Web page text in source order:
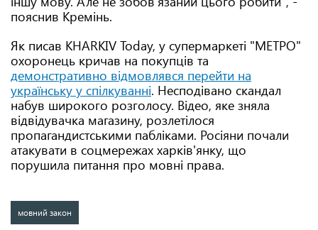
пояснив Кремінь.
Як писав KHARKIV Today, у супермаркеті "МЕТРО"
охоронець кричав на покупців та
демонстративно відмовлявся перейти на
українську у спілкуванні. Несподівано скандал
набув широкого розголосу. Відео, яке зняла
відвідувачка магазину, розлетілося
пропагандистськими пабліками. Росіяни почали
атакувати в соцмережах харків'янку, що
порушила питання про мовні права.
мовний закон